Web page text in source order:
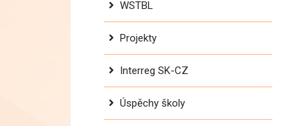
WSTBL
Projekty
Interreg SK-CZ
Úspěchy školy